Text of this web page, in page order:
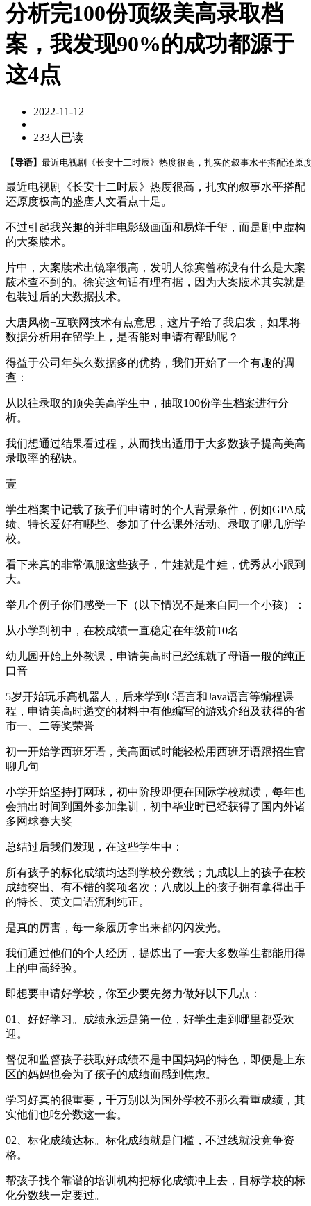
分析完100份顶级美高录取档
案，我发现90%的成功都源于
这4点
2022-11-12
233人已读
【导语】 最近电视剧《长安十二时辰》热度很高，扎实的叙事水平搭配还
最近电视剧《长安十二时辰》热度很高，扎实的叙事水平搭配
还原度极高的盛唐人文看点十足。
不过引起我兴趣的并非电影级画面和易烊千玺，而是剧中虚构
的大案牍术。
片中，大案牍术出镜率很高，发明人徐宾曾称没有什么是大案
牍术查不到的。徐宾这句话有理有据，因为大案牍术其实就是
包装过后的大数据技术。
大唐风物+互联网技术有点意思，这片子给了我启发，如果将
数据分析用在留学上，是否能对申请有帮助呢？
得益于公司年头久数据多的优势，我们开始了一个有趣的调
查：
从以往录取的顶尖美高学生中，抽取100份学生档案进行分
析。
我们想通过结果看过程，从而找出适用于大多数孩子提高美高
录取率的秘诀。
壹
学生档案中记载了孩子们申请时的个人背景条件，例如GPA成
绩、特长爱好有哪些、参加了什么课外活动、录取了哪几所学
校。
看下来真的非常佩服这些孩子，牛娃就是牛娃，优秀从小跟到
大。
举几个例子你们感受一下（以下情况不是来自同一个小孩）：
从小学到初中，在校成绩一直稳定在年级前10名
幼儿园开始上外教课，申请美高时已经练就了母语一般的纯正
口音
5岁开始玩乐高机器人，后来学到C语言和Java语言等编程课
程，申请美高时递交的材料中有他编写的游戏介绍及获得的省
市一、二等奖荣誉
初一开始学西班牙语，美高面试时能轻松用西班牙语跟招生官
聊几句
小学开始坚持打网球，初中阶段即便在国际学校就读，每年也
会抽出时间到国外参加集训，初中毕业时已经获得了国内外诸
多网球赛大奖
总结过后我们发现，在这些学生中：
所有孩子的标化成绩均达到学校分数线；九成以上的孩子在校
成绩突出、有不错的奖项名次；八成以上的孩子拥有拿得出手
的特长、英文口语流利纯正。
是真的厉害，每一条履历拿出来都闪闪发光。
我们通过他们的个人经历，提炼出了一套大多数学生都能用得
上的申高经验。
即想要申请好学校，你至少要先努力做好以下几点：
01、好好学习。成绩永远是第一位，好学生走到哪里都受欢
迎。
督促和监督孩子获取好成绩不是中国妈妈的特色，即便是上东
区的妈妈也会为了孩子的成绩而感到焦虑。
学习好真的很重要，千万别以为国外学校不那么看重成绩，其
实他们也吃分数这一套。
02、标化成绩达标。标化成绩就是门槛，不过线就没竞争资
格。
帮孩子找个靠谱的培训机构把标化成绩冲上去，目标学校的标
化分数线一定要过。